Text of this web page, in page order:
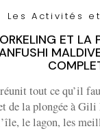
Les Activités
ET LA
tout ce qu’il
de la plongée à
le lagon, les